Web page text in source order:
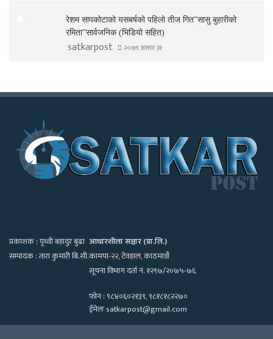
रेशम सापकोटाको यसबर्षको पहिलो तीज गित”सासु बुहारीको
रमिता”सार्वजनिक (भिडियो सहित)
satkarpost २०७९ असार ३१
प्रकाशक : पृथ्वी बहादुर बुढा
सम्पादक : तारा कुमारी बि.सी.
आधारशीला सञ्चार (प्रा.लि.)
कामपा-२२, टेवहाल, काठमाडाैं
सूचना विभाग दर्ता नं. १२९७/२०७५-७६
फोन : ९८४०६०२१३९, ९८१८१८२२७०
ईमेलः satkarpost@gmail.com